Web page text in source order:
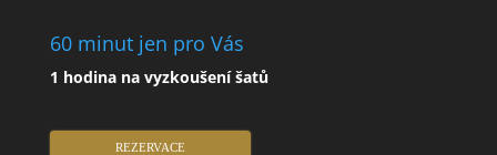
60 minut jen pro Vás
1 hodina na vyzkoušení šatů
REZERVACE